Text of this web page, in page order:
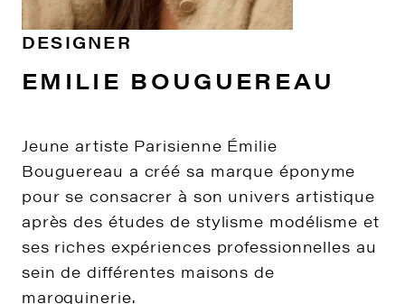
DESIGNER
EMILIE BOUGUEREAU
Jeune artiste Parisienne Émilie
Bouguereau a créé sa marque éponyme
pour se consacrer à son univers artistique
après des études de stylisme modélisme et
ses riches expériences professionnelles au
sein de différentes maisons de
maroquinerie.